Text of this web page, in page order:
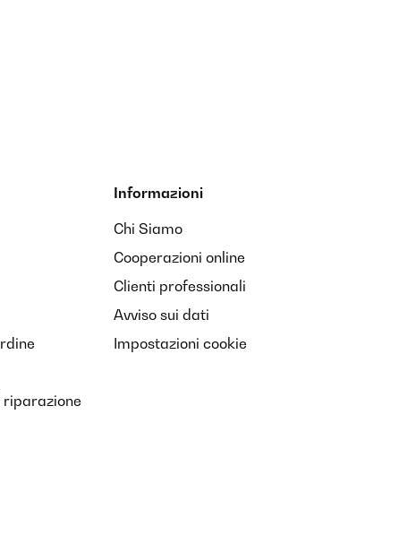
Informazioni
Chi Siamo
Cooperazioni online
Clienti professionali
Avviso sui dati
Impostazioni cookie